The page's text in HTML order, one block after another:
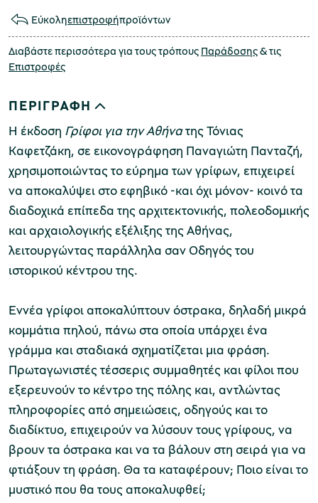
Εύκοληεπιστροφήπροϊόντων
Διαβάστε περισσότερα για τους τρόπους Παράδοσης& τις
Επιστροφές
ΠΕΡΙΓΡΑΦΗ
Η έκδοση Γρίφοι για την Αθήνατης Τόνιας
Καφετζάκη, σε εικονογράφηση Παναγιώτη Πανταζή,
χρησιμοποιώντας το εύρημα των γρίφων, επιχειρεί
να αποκαλύψει στο εφηβικό -και όχι μόνον- κοινό τα
διαδοχικά επίπεδα της αρχιτεκτονικής, πολεοδομικής
και αρχαιολογικής εξέλιξης της Αθήνας,
λειτουργώντας παράλληλα σαν Οδηγός του
ιστορικού κέντρου της.
Εννέα γρίφοι αποκαλύπτουν όστρακα, δηλαδή μικρά
κομμάτια πηλού, πάνω στα οποία υπάρχει ένα
γράμμα και σταδιακά σχηματίζεται μια φράση.
Πρωταγωνιστές τέσσερις συμμαθητές και φίλοι που
εξερευνούν το κέντρο της πόλης και, αντλώντας
πληροφορίες από σημειώσεις, οδηγούς και το
διαδίκτυο, επιχειρούν να λύσουν τους γρίφους, να
βρουν τα όστρακα και να τα βάλουν στη σειρά για να
φτιάξουν τη φράση. Θα τα καταφέρουν; Ποιο είναι το
μυστικό που θα τους αποκαλυφθεί;